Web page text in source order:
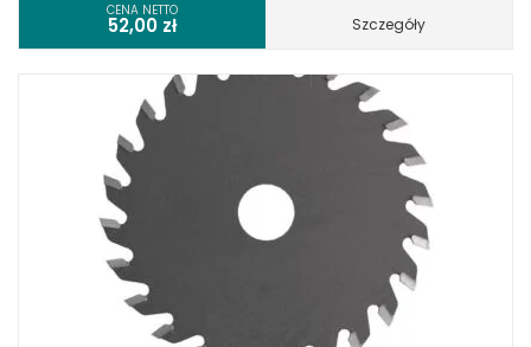
CENA NETTO
52,00 zł Szczegóły